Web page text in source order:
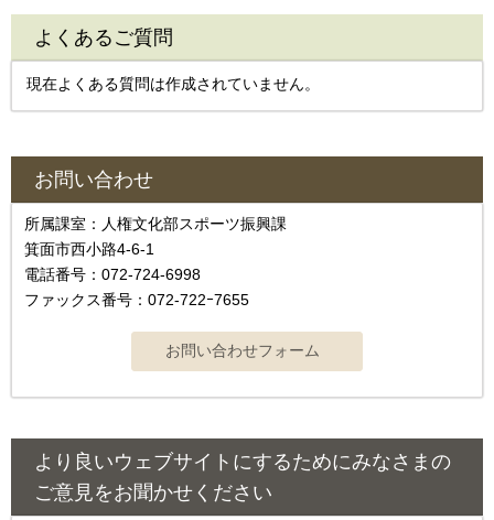
よくあるご質問
現在よくある質問は作成されていません。
お問い合わせ
所属課室：人権文化部スポーツ振興課
箕面市西小路4-6-1
電話番号：072-724-6998
ファックス番号：072-722ｰ7655
より良いウェブサイトにするためにみなさまの
ご意見をお聞かせください